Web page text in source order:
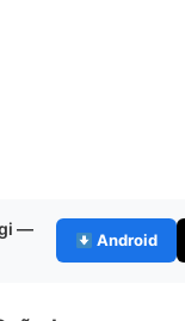
—
Android